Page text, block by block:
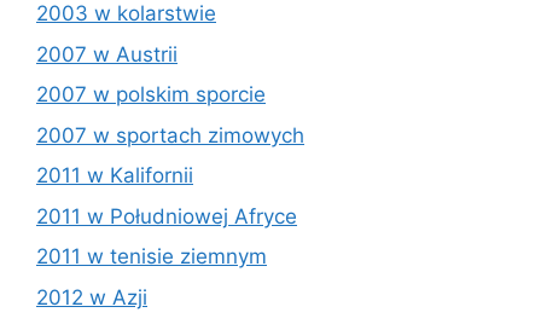
2003 w kolarstwie
2007 w Austrii
2007 w polskim sporcie
2007 w sportach zimowych
2011 w Kalifornii
2011 w Południowej Afryce
2011 w tenisie ziemnym
2012 w Azji